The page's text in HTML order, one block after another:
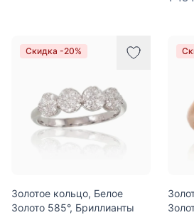
Скидка -20%
Золотое кольцо, Белое
Золото 585°, Бриллианты